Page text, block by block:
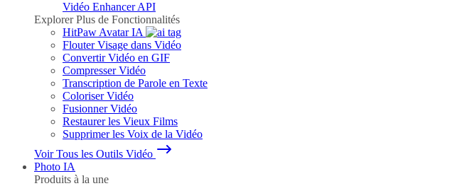
Vidéo Enhancer API
Explorer Plus de Fonctionnalités
HitPaw Avatar IA
Flouter Visage dans Vidéo
Convertir Vidéo en GIF
Compresser Vidéo
Transcription de Parole en Texte
Coloriser Vidéo
Fusionner Vidéo
Restaurer les Vieux Films
Supprimer les Voix de la Vidéo
Voir Tous les Outils Vidéo
Photo IA
Produits à la une